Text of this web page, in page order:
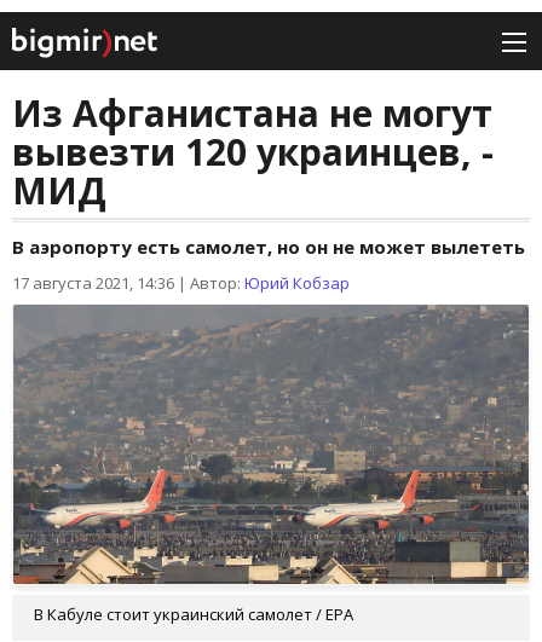
Из Афганистана не могут
вывезти 120 украинцев, -
МИД
В аэропорту есть самолет, но он не может вылететь
17 августа 2021, 14:36 | Автор: Юрий Кобзар
В Кабуле стоит украинский самолет / EPA